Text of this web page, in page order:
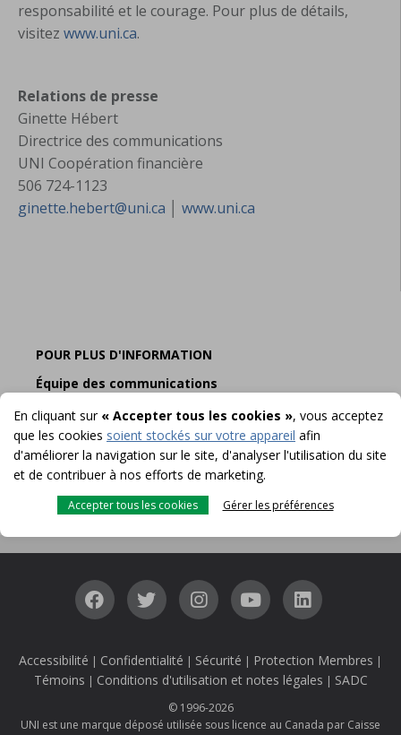
En cliquant sur « Accepter tous les cookies », vous acceptez
que les cookies soient stockés sur votre appareil afin
d'améliorer la navigation sur le site, d'analyser l'utilisation du site
et de contribuer à nos efforts de marketing.
Accepter tous les cookies Gérer les préférences
responsabilité et le courage. Pour plus de détails,
visitez www.uni.ca.
Relations de presse
Ginette Hébert
Directrice des communications
UNI Coopération financière
506 724-1123
ginette.hebert@uni.ca
www.uni.ca
POUR PLUS D'INFORMATION
Équipe des communications
Case postale 5554
Caraquet NB E1W 1B7
Courriel :communication@uni.ca
Accessibilité Confidentialité Sécurité Protection Membres
Témoins Conditions d'utilisation et notes légales SADC
© 1996-2026
UNI est une marque déposé utilisée sous licence au Canada par Caisse